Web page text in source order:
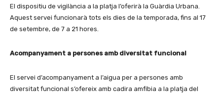
El dispositiu de vigilància a la platja l’oferirà la Guàrdia Urbana.
Aquest servei funcionarà tots els dies de la temporada, fins al 17
de setembre, de 7 a 21 hores.
Acompanyament a persones amb diversitat funcional
El servei d’acompanyament a l’aigua per a persones amb
diversitat funcional s’ofereix amb cadira amfíbia a la platja del